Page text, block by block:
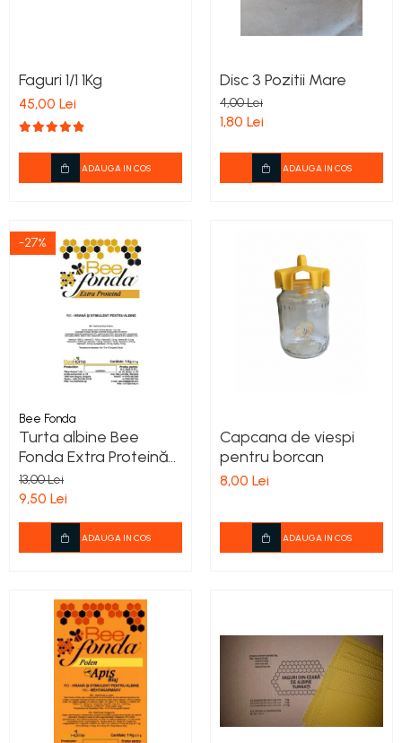
Faguri 1/1 1Kg
45,00 Lei
ADAUGA IN COS
Disc 3 Pozitii Mare
4,00 Lei
1,80 Lei
ADAUGA IN COS
-27%
Bee Fonda
Turta albine Bee
Fonda Extra Proteină
1kg – Hrană proteică
apicolă
13,00 Lei
9,50 Lei
ADAUGA IN COS
Capcana de viespi
pentru borcan
8,00 Lei
ADAUGA IN COS